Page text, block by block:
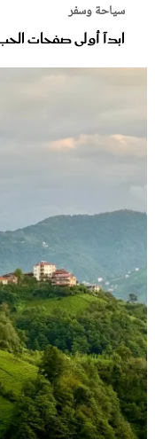
سياحة وسفر
ابدآ أولى صفحات